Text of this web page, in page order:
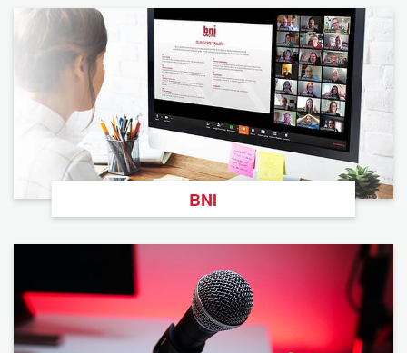
BNI